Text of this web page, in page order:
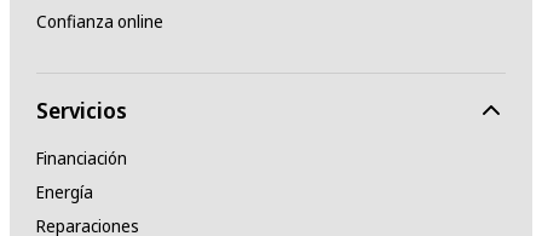
Confianza online
Servicios
Financiación
Energía
Reparaciones